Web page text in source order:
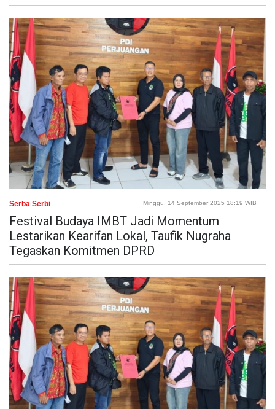
Serba Serbi Minggu, 14 September 2025 18:19 WIB
Festival Budaya IMBT Jadi Momentum
Lestarikan Kearifan Lokal, Taufik Nugraha
Tegaskan Komitmen DPRD